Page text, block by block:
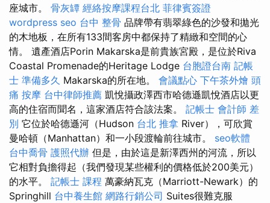
座城市。 骨灰罈 經絡按摩課程台北 菲律賓簽證
wordpress seo 台中 整骨 品牌帶有翡翠綠色的沙發和拋光
的木地板，在所有133間客房中都保持了精緻和空間的心
情。 遺產酒店Porin Makarska是前貴族宮殿，是位於Riva
Coastal Promenade的Heritage Lodge 台胞證台南 記帳
士 準備多久 Makarska的所在地。 會議點心 下午茶外燴 頭
痛 按摩 台中律師推薦 凱悅攝政澤西市哈德遜凱悅酒店以更
高的住宿而聞名，這家酒店符合該法案。 記帳士 會計師 差
別 它位於哈德遜河（Hudson 台北 推拿 River），可欣賞
曼哈頓（Manhattan）和一小段渡輪前往城市。 seo軟體
台中喬骨 護照代辦 但是，由於這是新澤西州的河流，所以
它相對負擔得起（我們發現某些權利的價格低於200美元）
的水平。 記帳士 課程 萬豪納瓦克（Marriott-Newark）的
Springhill 台中養生館 網路行銷公司 Suites很難克服